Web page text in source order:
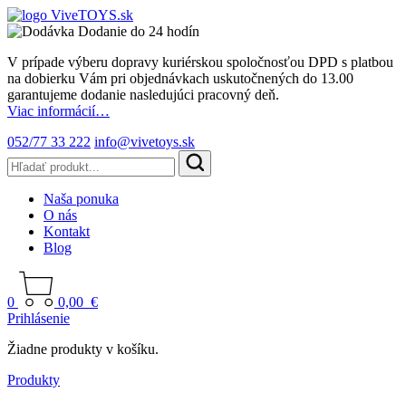
Dodanie do 24 hodín
V prípade výberu dopravy kuriérskou spoločnosťou DPD s platbou
na dobierku Vám pri objednávkach uskutočnených do 13.00
garantujeme dodanie nasledujúci pracovný deň.
Viac informácií…
052/77 33 222 info@vivetoys.sk
Naša ponuka
O nás
Kontakt
Blog
0 0,00 €
Prihlásenie
Žiadne produkty v košíku.
Produkty